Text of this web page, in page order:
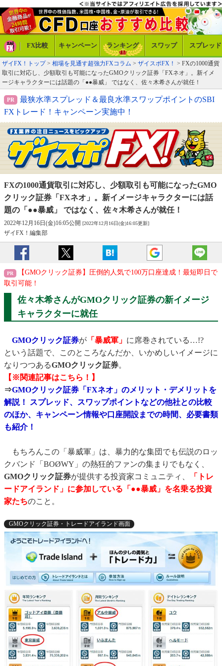
FX比較 キャンペーン ランキング スワップ スプレッド
ザイFX！トップ> 相場を見通す超強力FXコラム > ザイスポFX！ > FXの1000通貨
取引に対応し、少額取引も可能になったGMOクリック証券「FXネオ」。新イメ
ージキャラクターには話題の「●●暴威」 ではなく、佐々木希さんが就任！
最狭水準スプレッド＆最良水準スワップポイントのSBI
FXトレード！キャンペーン実施中！
FXの1000通貨取引に対応し、少額取引も可能になったGMO
クリック証券「FXネオ」。新イメージキャラクターには話
題の「●●暴威」 ではなく、佐々木希さんが就任！
2022年12月16日(金)16:05公開 [2022年12月16日(金)16:05更新]
ザイFX！編集部
【GMOクリック証券】圧倒的人気で100万口座達成！最短即日で
取引可能！
佐々木希さんがGMOクリック証券の新イメージ
キャラクターに就任
GMOクリック証券が 「暴威軍」 に席巻されている…!?
という話題で、このところなんだか、いかめしいイメージに
なりつつあるGMOクリック証券。
【※関連記事はこちら！】
⇒GMOクリック証券「FXネオ」のメリット・デメリットを
解説！ スプレッド、スワップポイントなどの他社との比較
のほか、キャンペーン情報や口座開設までの時間、必要書類
も紹介！
もちろんこの「暴威軍」は、暴力的な集団でも伝説のロッ
クバンド「BOØWY」の熱狂的ファンの集まりでもなく、
GMOクリック証券が提供する投資家コミュニティ、
「トレ
ードアイランド」に参加している「●●暴威」を名乗る投資
家たちのこと。
GMOクリック証券・トレードアイランド画面